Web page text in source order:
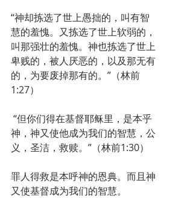
“神却拣选了世上愚拙的，叫有智
慧的羞愧。又拣选了世上软弱的，
叫那强壮的羞愧。神也拣选了世上
卑贱的，被人厌恶的，以及那无有
的，为要废掉那有的。”（林前
1:27）
神，神又使他成为我们的智慧，公
义，圣洁，救赎。”（林前1:30）
罪人得救是本呼神的恩典。而且神
又使基督成为我们的智慧。